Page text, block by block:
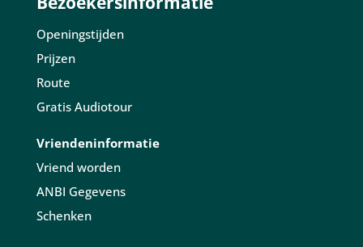
Openingstijden
Prijzen
Route
Gratis Audiotour
Vriendeninformatie
Vriend worden
ANBI Gegevens
Schenken